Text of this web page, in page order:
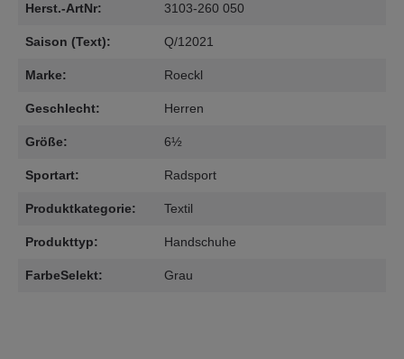
Herst.-ArtNr: 3103-260 050
Saison (Text): Q/12021
Marke: Roeckl
Geschlecht: Herren
Größe: 6½
Sportart: Radsport
Produktkategorie: Textil
Produkttyp: Handschuhe
FarbeSelekt: Grau